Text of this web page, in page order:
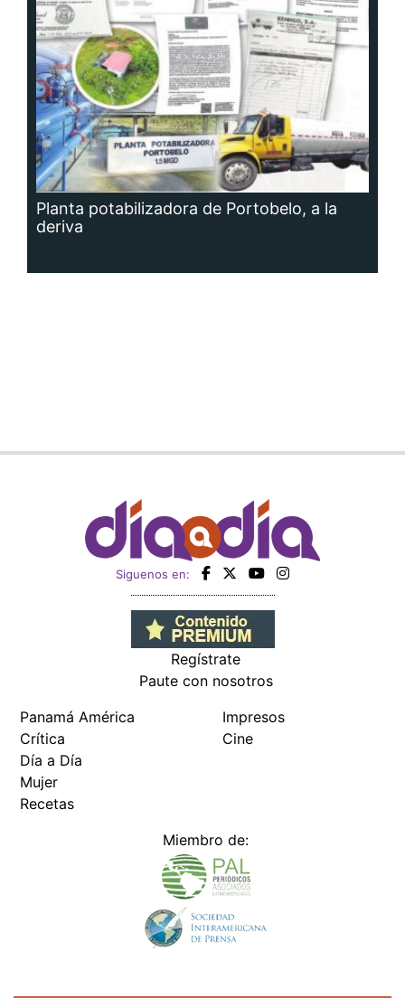
Planta potabilizadora de Portobelo, a la
deriva
Siguenos en:
Regístrate
Paute con nosotros
Panamá América
Crítica
Día a Día
Mujer
Recetas
Impresos
Cine
Miembro de: